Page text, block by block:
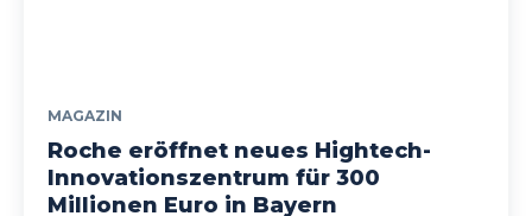
MAGAZIN
Roche eröffnet neues Hightech-
Innovationszentrum für 300
Millionen Euro in Bayern